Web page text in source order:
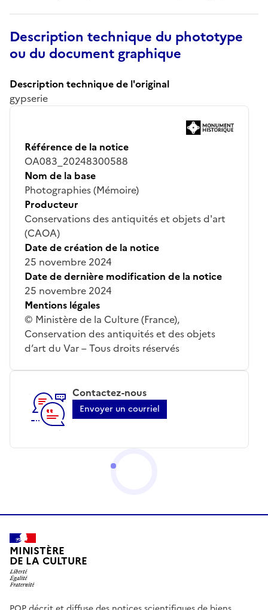
Description technique du phototype
ou du document graphique
Description technique de l'original
gypserie
Référence de la notice
OA083_20248300588
Nom de la base
Photographies (Mémoire)
Producteur
Conservations des antiquités et objets d'art
(CAOA)
Date de création de la notice
25 novembre 2024
Date de dernière modification de la notice
25 novembre 2024
Mentions légales
© Ministère de la Culture (France),
Conservation des antiquités et des objets
d’art du Var – Tous droits réservés
Contactez-nous
Envoyer un courriel
MINISTÈRE
DE LA CULTURE